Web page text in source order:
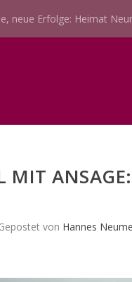
neue Erfolge: Heimat
MIT
von Hannes